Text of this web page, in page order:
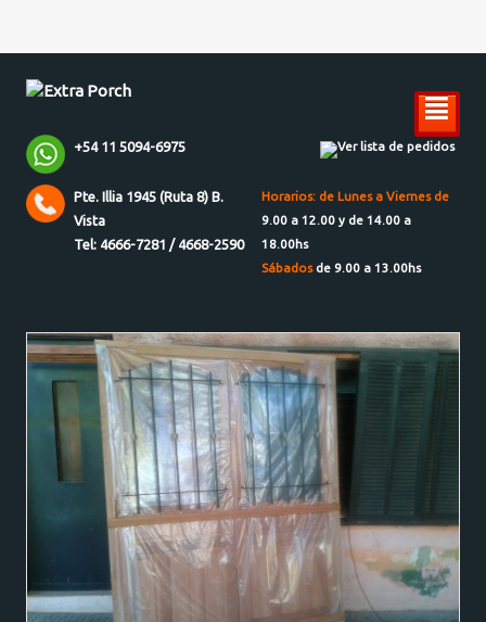
²
+54 11 5094-6975 Ver lista de pedidos
Pte. Illia 1945 (Ruta 8) B.
Vista
Tel: 4666-7281 / 4668-2590
Horarios: de Lunes a Viernes de
9.00 a 12.00 y de 14.00 a
18.00hs
Sábadosde 9.00 a 13.00hs